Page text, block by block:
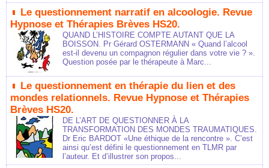
Le questionnement narratif en alcoologie. Revue
Hypnose et Thérapies Brèves HS20.
QUAND L’HISTOIRE COMPTE AUTANT QUE LA
BOISSON. Pr Gérard OSTERMANN « Quand l’alcool
est-il devenu un compagnon régulier dans votre vie ? ».
Question posée par le thérapeute à Marc...
Le questionnement en thérapie du lien et des
mondes relationnels. Revue Hypnose et Thérapies
Brèves HS20.
DE L’ART DE QUESTIONNER À LA
TRANSFORMATION DES MONDES TRAUMATIQUES.
Dr Eric BARDOT «Une éthique de la rencontre ». C’est
ainsi qu’est défini le questionnement en TLMR par
l’auteur. Et d’illustrer son propos...